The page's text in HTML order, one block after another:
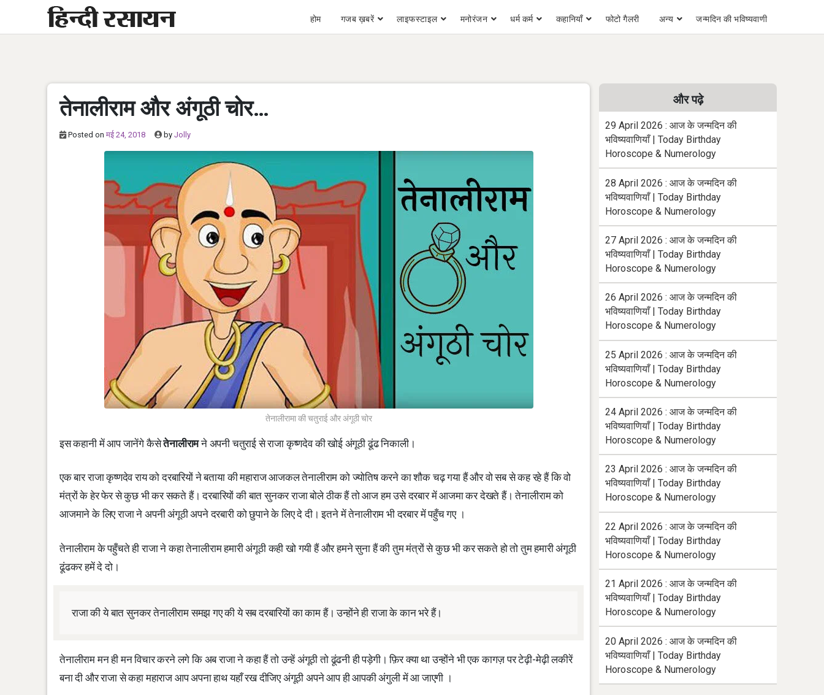
content
होम गजब ख़बरें लाइफस्टाइल मनोरंजन धर्म कर्म कहानियाँ फोटो गैलरी अन्य जन्मदिन की भविष्यवाणी
तेनालीराम और अंगूठी चोर…
Posted on मई 24, 2018 by Jolly
तेनालीरामा की चतुराई और अंगूठी चोर
इस कहानी में आप जानेंगे कैसेतेनालीरामने अपनी चतुराई से राजा कृष्णदेव की खोई अंगूठी ढूंढ निकाली।
एक बार राजा कृष्णदेव राय को दरबारियों ने बताया की महाराज आजकल तेनालीराम को ज्योतिष करने का शौक चढ़ गया हैं और वो सब से कह रहे हैं कि वो
मंत्रों के हेर फेर से कुछ भी कर सकते हैं। दरबारियों की बात सुनकर राजा बोले ठीक हैं तो आज हम उसे दरबार में आजमा कर देखते हैं। तेनालीराम को
आजमाने के लिए राजा ने अपनी अंगूठी अपने दरबारी को छुपाने के लिए दे दी। इतने में तेनालीराम भी दरबार में पहुँच गए ।
तेनालीराम के पहुँचते ही राजा ने कहा तेनालीराम हमारी अंगूठी कही खो गयी हैं और हमने सुना हैं की तुम मंत्रों से कुछ भी कर सकते हो तो तुम हमारी अंगूठी
ढूंढकर हमें दे दो।
राजा की ये बात सुनकर तेनालीराम समझ गए की ये सब दरबारियों का काम हैं। उन्होंने ही राजा के कान भरे हैं।
तेनालीराम मन ही मन विचार करने लगे कि अब राजा ने कहा हैं तो उन्हें अंगूठी तो ढूंढनी ही पड़ेगी। फ़िर क्या था उन्होंने भी एक कागज़ पर टेढ़ी-मेढ़ी लकीरें
बना दी और राजा से कहा महाराज आप अपना हाथ यहाँ रख दीजिए अंगूठी अपने आप ही आपकी अंगुली में आ जाएगी ।
और पढ़े
29 April 2026 : आज के जन्मदिन की
भविष्यवाणियाँ | Today Birthday
Horoscope & Numerology
28 April 2026 : आज के जन्मदिन की
भविष्यवाणियाँ | Today Birthday
Horoscope & Numerology
27 April 2026 : आज के जन्मदिन की
भविष्यवाणियाँ | Today Birthday
Horoscope & Numerology
26 April 2026 : आज के जन्मदिन की
भविष्यवाणियाँ | Today Birthday
Horoscope & Numerology
25 April 2026 : आज के जन्मदिन की
भविष्यवाणियाँ | Today Birthday
Horoscope & Numerology
24 April 2026 : आज के जन्मदिन की
भविष्यवाणियाँ | Today Birthday
Horoscope & Numerology
23 April 2026 : आज के जन्मदिन की
भविष्यवाणियाँ | Today Birthday
Horoscope & Numerology
22 April 2026 : आज के जन्मदिन की
भविष्यवाणियाँ | Today Birthday
Horoscope & Numerology
21 April 2026 : आज के जन्मदिन की
भविष्यवाणियाँ | Today Birthday
Horoscope & Numerology
20 April 2026 : आज के जन्मदिन की
भविष्यवाणियाँ | Today Birthday
Horoscope & Numerology